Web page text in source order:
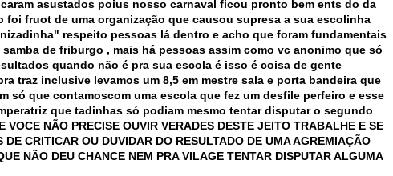
asustados poius nosso carnaval ficou pronto bem ents do da
foi fruot de uma organização que causou supresa a sua escolinha
respeito pessoas lá dentro e acho que foram fundamentais
de friburgo , mais há pessoas assim como vc anonimo que só
quando não é pra sua escola é isso é coisa de gente
traz inclusive levamos um 8,5 em mestre sala e porta bandeira que
só que contamoscom uma escola que fez um desfile perfeiro e esse
que tadinhas só podiam mesmo tentar disputar o segundo
VOCE NÃO PRECISE OUVIR VERADES DESTE JEITO TRABALHE E SE
DE CRITICAR OU DUVIDAR DO RESULTADO DE UMA AGREMIAÇÃO
NÃO DEU CHANCE NEM PRA VILAGE TENTAR DISPUTAR ALGUMA